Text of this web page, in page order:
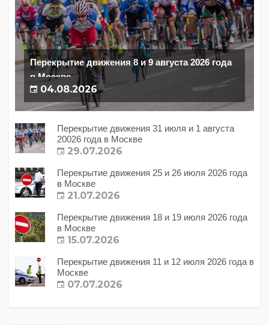
Перекрытие движения 8 и 9 августа 2026 года
в Москве
04.08.2026
Перекрытие движения 31 июля и 1 августа
20026 года в Москве
29.07.2026
Перекрытие движения 25 и 26 июля 2026 года
в Москве
21.07.2026
Перекрытие движения 18 и 19 июля 2026 года
в Москве
15.07.2026
Перекрытие движения 11 и 12 июля 2026 года в
Москве
07.07.2026